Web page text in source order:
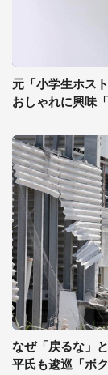
元「小学生ホス
おしゃれに興味
なぜ「戻るな」
平氏も逡巡「ボ